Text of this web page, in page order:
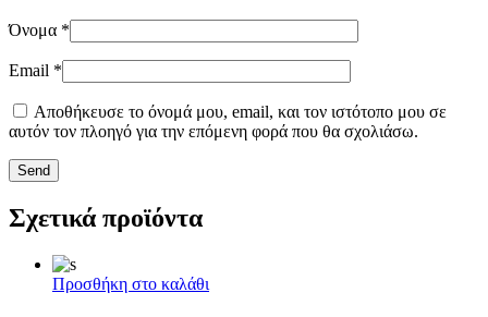
Όνομα *
Email *
Αποθήκευσε το όνομά μου, email, και τον ιστότοπο μου σε
αυτόν τον πλοηγό για την επόμενη φορά που θα σχολιάσω.
Send
Σχετικά προϊόντα
Προσθήκη στο καλάθι